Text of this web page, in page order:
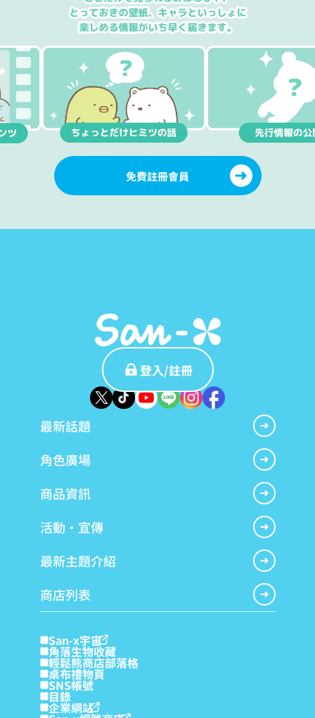
免費註冊會員
登入/註冊
最新話題
角色廣場
商品資訊
活動・宣傳
最新主題介紹
商店列表
San-x宇宙
角落生物收藏
輕鬆熊商店部落格
桌布禮物頁
SNS帳號
目錄
企業網站